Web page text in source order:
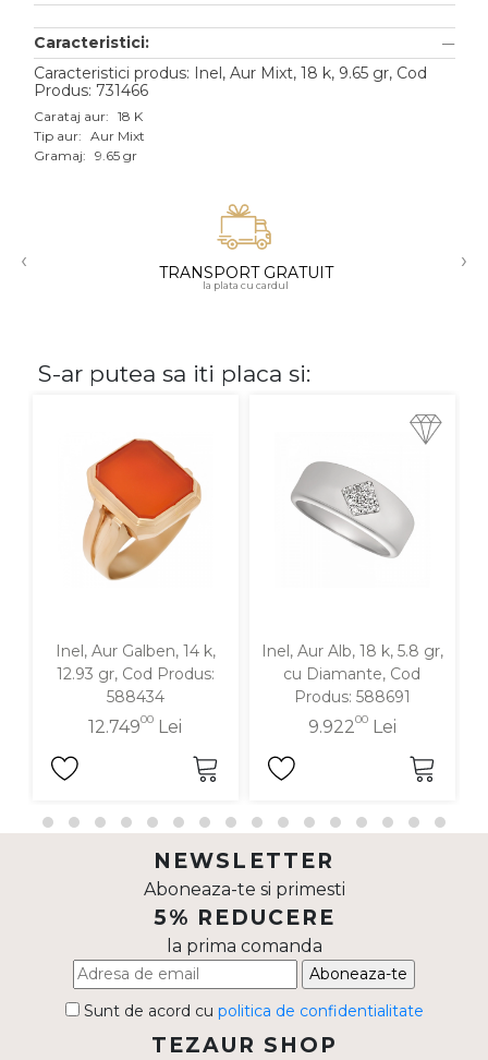
Aur galben
Aur alb
Aur roz
Fara pietre
Cu pietre
Diamante
Caracteristici:
Caracteristici produs: Inel, Aur Mixt, 18 k, 9.65 gr, Cod
Produs: 731466
Carataj aur: 18 K
Tip aur: Aur Mixt
Gramaj: 9.65 gr
‹ TRANSPORT GRATUIT
la plata cu cardul
›
S-ar putea sa iti placa si:
Inel, Aur Galben, 14 k,
12.93 gr, Cod Produs:
588434
12.74900 Lei
Inel, Aur Alb, 18 k, 5.8 gr,
cu Diamante, Cod
Produs: 588691
9.92200Lei
NEWSLETTER
Aboneaza-te si primesti
5% REDUCERE
la prima comanda
Aboneaza-te
Sunt de acord cu politica de confidentialitate
TEZAUR SHOP